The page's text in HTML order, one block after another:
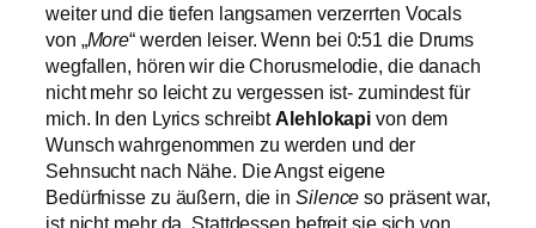
weiter und die tiefen langsamen verzerrten Vocals
von „More“ werden leiser. Wenn bei 0:51 die Drums
wegfallen, hören wir die Chorusmelodie, die danach
nicht mehr so leicht zu vergessen ist- zumindest für
mich. In den Lyrics schreibtAlehlokapi von dem
Wunsch wahrgenommen zu werden und der
Sehnsucht nach Nähe. Die Angst eigene
Bedürfnisse zu äußern, die in Silence so präsent war,
ist nicht mehr da. Stattdessen befreit sie sich von